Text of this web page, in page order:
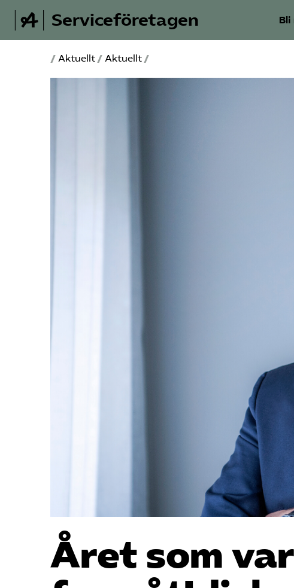
Serviceföretagen Bli
/ Aktuellt / Aktuellt /
Året som